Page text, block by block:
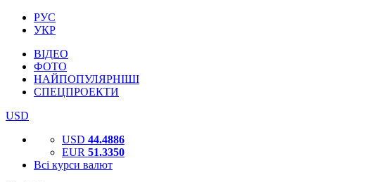
РУС
УКР
ВІДЕО
ФОТО
НАЙПОПУЛЯРНІШІ
СПЕЦПРОЕКТИ
USD
USD 44.4886
EUR 51.3350
Всі курси валют